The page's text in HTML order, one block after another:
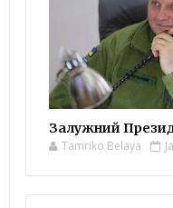
Залужний
Tamriko Belaya